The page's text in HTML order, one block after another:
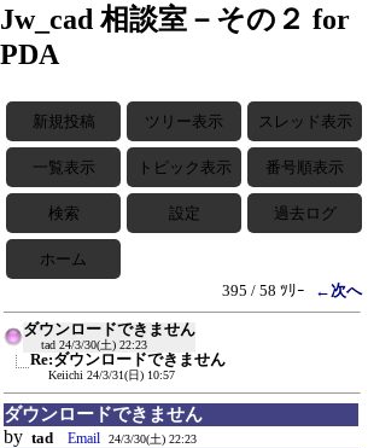
Jw_cad 相談室－その２ for
PDA
新規投稿 ツリー表示 スレッド表示
一覧表示 トピック表示 番号順表示
検索 設定 過去ログ
ホーム
395 / 58 ﾂﾘｰ
←次へ
ダウンロードできません
tad 24/3/30(土) 22:23
Re:ダウンロードできません
Keiichi 24/3/31(日) 10:57
ダウンロードできません
by tad Email 24/3/30(土) 22:23